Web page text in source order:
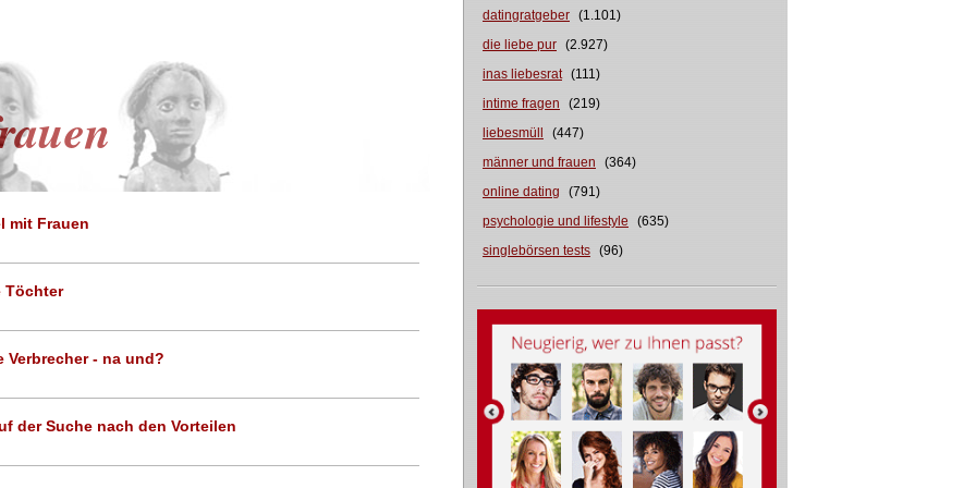
datingratgeber (1.101)
die liebe pur (2.927)
inas liebesrat (111)
intime fragen
(219)
liebesmüll
(447)
männer und frauen
(364)
online dating
(791)
psychologie und lifestyle
(635)
singlebörsen tests (96)
mit Frauen
Töchter
Verbrecher - na und?
der Suche nach den Vorteilen